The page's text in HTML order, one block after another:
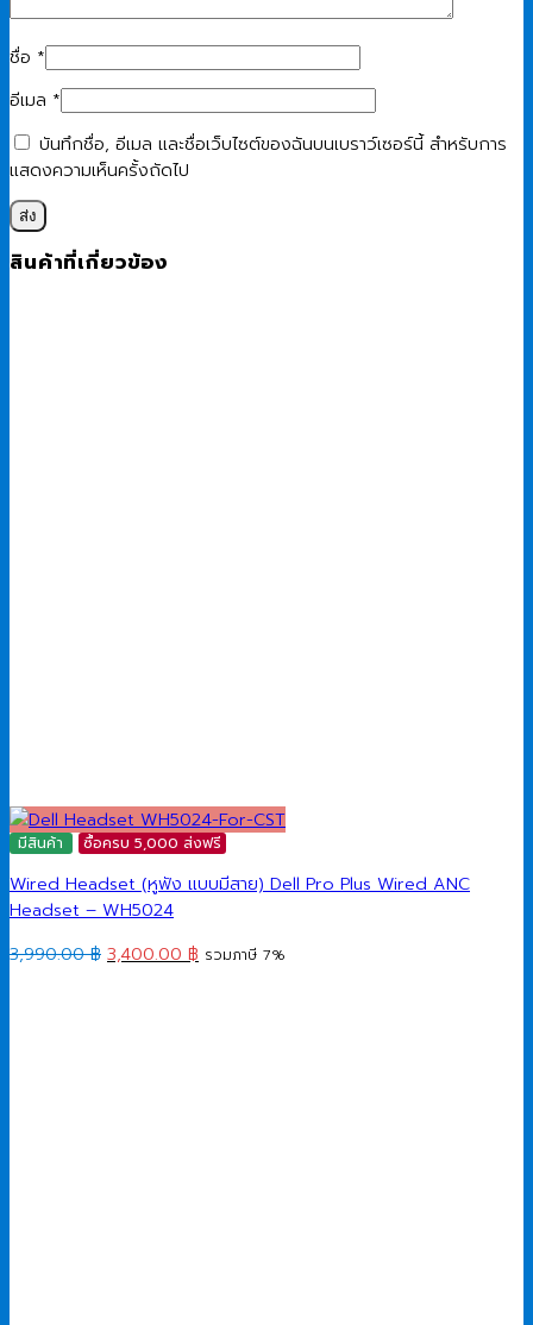
ชื่อ *
อีเมล *
บันทึกชื่อ, อีเมล และชื่อเว็บไซต์ของฉันบนเบราว์เซอร์นี้ สำหรับการ
แสดงความเห็นครั้งถัดไป
สินค้าที่เกี่ยวข้อง
มีสินค้า ซื้อครบ 5,000 ส่งฟรี
Wired Headset (หูฟัง แบบมีสาย) Dell Pro Plus Wired ANC
Headset – WH5024
3,990.00฿ Original
3,400.00 ฿ Current
รวมภาษี 7%